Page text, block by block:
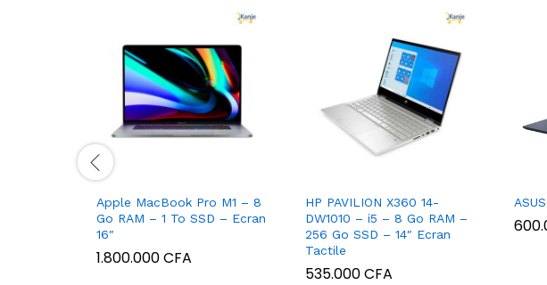
Apple MacBook Pro M1 – 8
Go RAM – 1 To SSD – Ecran
16″
1.800.000CFA
HP PAVILION X360 14-
DW1010 – i5 – 8 Go RAM –
256 Go SSD – 14″ Ecran
Tactile
535.000CFA